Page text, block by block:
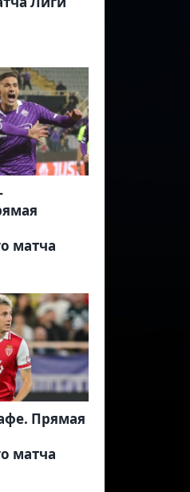
матча
Прямая
матча